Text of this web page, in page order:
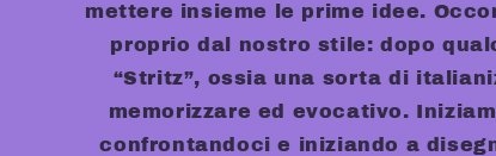
mettere insieme le prime idee.
proprio dal nostro stile: dopo
“Stritz”, ossia una sorta di
memorizzare ed evocativo.
confrontandoci e iniziando a